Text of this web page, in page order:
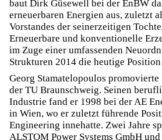
baut Dirk Güsewell bei der EnBW
erneuerbaren Energien aus, zuletzt
Vorstandes der seinerzeitigen
Erneuerbare und konventionelle
im Zuge einer umfassenden
Strukturen 2014 die heutige
Georg Stamatelopoulos
der TU Braunschweig. Seinen
Industrie fand er 1998 bei der AE
in Wien, wo er zuletzt führende
Engineering innehatte. Zwei Jahre
ALSTOM Power Systems GmbH